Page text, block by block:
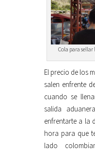
Cola para sellar
El precio de los
salen enfrente
cuando se
salida
enfrentarte a la
hora para que
lado